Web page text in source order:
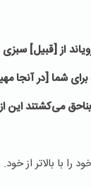
از [قبيل]
شما [در آنجا
بناحق مى‏‌كشتند
با بالاتر از خود.